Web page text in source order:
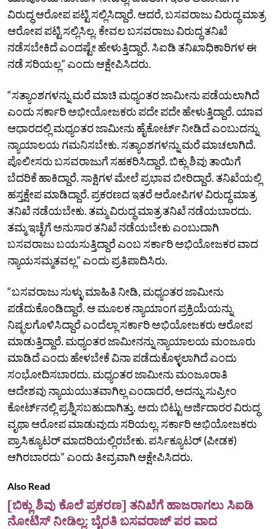
ವಿರುದ್ಧ ಆರೋಪ ಪಟ್ಟಿ ಸಲ್ಲಿಸಿದ್ದಾರೆ. ಆದರೆ, ಬಸವರಾಜು ವಿರುದ್ಧ ಮಾತ್ರ
ಆರೋಪ ಪಟ್ಟಿ ಸಲ್ಲಿಸಿಲ್ಲ. ಕೇವಲ ಬಸವರಾಜು ವಿರುದ್ಧ ತನಿಖೆ
ನಡೆಸಬೇಕಿದೆ ಎಂದಷ್ಟೇ ಹೇಳುತ್ತಿದ್ದಾರೆ. ಸಿಐಡಿ ತನಿಖಾಧಿಕಾರಿಗಳ ಈ
ನಡೆ ಸರಿಯಲ್ಲ” ಎಂದು ಆಕ್ಷೇಪಿಸಿದರು.
“ಸತ್ಯಾಂಶಗಳನ್ನು ಮರೆ ಮಾಚಿ ಮಧ್ಯಂತರ ಜಾಮೀನು ಪಡೆಯಲಾಗಿದೆ
ಎಂದು ಸರ್ಕಾರಿ ಅಭೀಯೋಜಕರು ಪದೇ ಪದೇ ಹೇಳುತ್ತಿದ್ದಾರೆ. ಯಾವ
ಆಧಾರದಲ್ಲಿ ಮಧ್ಯಂತರ ಜಾಮೀನು ಹೈಕೋರ್ಟ್‌ ನೀಡಿದೆ ಎಂಬುದನ್ನು
ನ್ಯಾಯಾಲಯ ಗಮನಿಸಬೇಕು. ಸತ್ಯಾಂಶಗಳನ್ನು ಮರೆ ಮಾಚಲಾಗಿದೆ.
ಪೊಲೀಸರು ಬಸವರಾಜುಗೆ ಸಹಕರಿಸಿದ್ದಾರೆ. ಬಿಕ್ಲು ಶಿವು ತಾಯಿಗೆ
ಬೆದರಿಕೆ ಹಾಕಿದ್ದಾರೆ. ಸಾಕ್ಷಿಗಳ ಮೇಲೆ ಪ್ರಭಾವ ಬೀರಿದ್ದಾರೆ. ತನಿಖೆಯಲ್ಲಿ
ಹಸ್ತಕ್ಷೇಪ ಮಾಡಿದ್ದಾರೆ. ಪ್ರಕರಣದ ಇತರೆ ಆರೋಪಿಗಳ ವಿರುದ್ಧ ಮಾತ್ರ
ತನಿಖೆ ನಡೆಯಬೇಕು. ತಮ್ಮ ವಿರುದ್ಧ ಮಾತ್ರ ತನಿಖೆ ನಡೆಯಬಾರದು.
ತಮ್ಮ ಇಚ್ಛೆಗೆ ಅನುಸಾರ ತನಿಖೆ ನಡೆಯಬೇಕು ಎಂಬುದಾಗಿ
ಬಸವರಾಜು ಬಯಸುತ್ತಿದ್ದಾರೆ ಎಂಬ ಸರ್ಕಾರಿ ಅಭಿಯೋಜಕರ ವಾದ
ನ್ಯಾಯಸಮ್ಮತವಲ್ಲ” ಎಂದು ಪ್ರತಿಪಾದಿಸಿರು.
“ಬಸವರಾಜು ಸುಳ್ಳು ಮಾಹಿತಿ ನೀಡಿ, ಮಧ್ಯಂತರ ಜಾಮೀನು
ಪಡೆದುಕೊಂಡಿದ್ದಾರೆ. ಆ ಮೂಲಕ ನ್ಯಾಯಾಂಗ ಪ್ರಕ್ರಿಯೆಯನ್ನು
ನಿಷ್ಫಲಗೊಳಿಸಿದ್ದಾರೆ ಎಂದೆಲ್ಲಾ ಸರ್ಕಾರಿ ಅಭಿಯೋಜಕರು ಆರೋಪ
ಮಾಡುತ್ತಿದ್ದಾರೆ. ಮಧ್ಯಂತರ ಜಾಮೀನನ್ನು ನ್ಯಾಯಾಲಯ ಮಂಜೂರು
ಮಾಡಿದೆ ಎಂದು ಹೇಳಬೇಕೆ ವಿನಾ ಪಡೆದುಕೊಳ್ಳಲಾಗಿದೆ ಎಂದು
ಸಂಭೋದಿಸಬಾರದು. ಮಧ್ಯಂತರ ಜಾಮೀನು ಮಂಜೂರಾತಿ
ಆದೇಶವು ನ್ಯಾಯಯುತವಾಗಿಲ್ಲ ಎಂದಾದರೆ, ಅದನ್ನು ಸುಪ್ರೀಂ
ಕೋರ್ಟ್‌ನಲ್ಲಿ ಪ್ರಶ್ನಿಸಬಹುದಾಗಿತ್ತು. ಅದು ಬಿಟ್ಟು ಅರ್ಜಿದಾರರ ವಿರುದ್ಧ
ವೃಥಾ ಆರೋಪ ಮಾಡುವುದು ಸರಿಯಲ್ಲ. ಸರ್ಕಾರಿ ಅಭಿಯೋಜಕರು
ಪ್ರಾಸಿಕ್ಯೂಟರ್‌ ಮಾದರಿಯಲ್ಲಿರಬೇಕು. ಪರ್ಸಿಕ್ಯೂಟರ್‌ (ಪೀಡಕ)
ಆಗಿರಬಾರದು” ಎಂದು ತೀವ್ರವಾಗಿ ಆಕ್ಷೇಪಿಸಿದರು.
Also Read
[ಬಿಕ್ಲು ಶಿವು ಕೊಲೆ ಪ್ರಕರಣ] ತನಿಖೆಗೆ ಹಾಜರಾಗಲು ಸಿಐಡಿ
ನೋಟಿಸ್‌ ನೀಡಿಲ್ಲ: ಬೈರತಿ ಬಸವರಾಜ್‌ ಪರ ವಾದ